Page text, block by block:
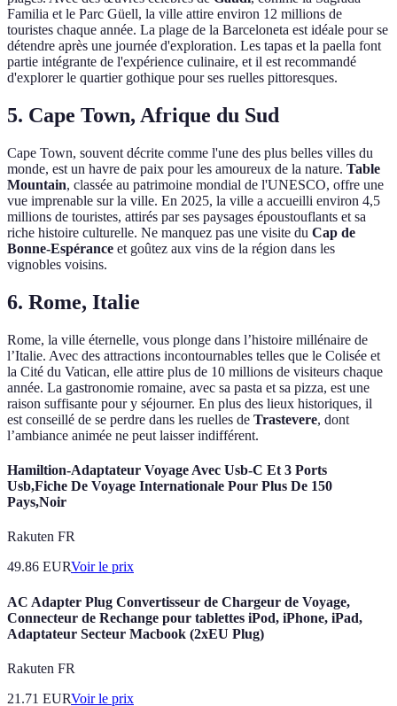
Familia et le Parc Güell, la ville attire environ 12 millions de
touristes chaque année. La plage de la Barceloneta est idéale pour se
détendre après une journée d'exploration. Les tapas et la paella font
partie intégrante de l'expérience culinaire, et il est recommandé
d'explorer le quartier gothique pour ses ruelles pittoresques.
5. Cape Town, Afrique du Sud
Cape Town, souvent décrite comme l'une des plus belles villes du
monde, est un havre de paix pour les amoureux de la nature. Table
Mountain, classée au patrimoine mondial de l'UNESCO, offre une
vue imprenable sur la ville. En 2025, la ville a accueilli environ 4,5
millions de touristes, attirés par ses paysages époustouflants et sa
riche histoire culturelle. Ne manquez pas une visite du Cap de
Bonne-Espérance et goûtez aux vins de la région dans les
vignobles voisins.
6. Rome, Italie
Rome, la ville éternelle, vous plonge dans l’histoire millénaire de
l’Italie. Avec des attractions incontournables telles que le Colisée et
la Cité du Vatican, elle attire plus de 10 millions de visiteurs chaque
année. La gastronomie romaine, avec sa pasta et sa pizza, est une
raison suffisante pour y séjourner. En plus des lieux historiques, il
est conseillé de se perdre dans les ruelles de Trastevere, dont
l’ambiance animée ne peut laisser indifférent.
Hamiltion-Adaptateur Voyage Avec Usb-C Et 3 Ports
Usb,Fiche De Voyage Internationale Pour Plus De 150
Pays,Noir
Rakuten FR
49.86 EURVoir le prix
AC Adapter Plug Convertisseur de Chargeur de Voyage,
Connecteur de Rechange pour tablettes iPod, iPhone, iPad,
Adaptateur Secteur Macbook (2xEU Plug)
Rakuten FR
21.71 EURVoir le prix